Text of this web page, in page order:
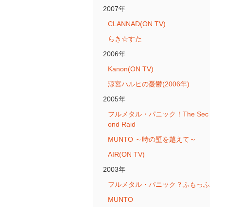
2007年
CLANNAD(ON TV)
らき☆すた
2006年
Kanon(ON TV)
涼宮ハルヒの憂鬱(2006年)
2005年
フルメタル・パニック！The Sec
ond Raid
MUNTO ～時の壁を越えて～
AIR(ON TV)
2003年
フルメタル・パニック？ふもっふ
MUNTO